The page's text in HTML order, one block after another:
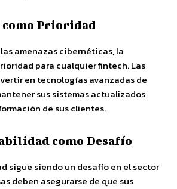
como Prioridad
amenazas cibernéticas, la
para cualquier fintech. Las
en tecnologías avanzadas de
sus sistemas actualizados
de sus clientes.
como Desafío
sigue siendo un desafío en el sector
deben asegurarse de que sus